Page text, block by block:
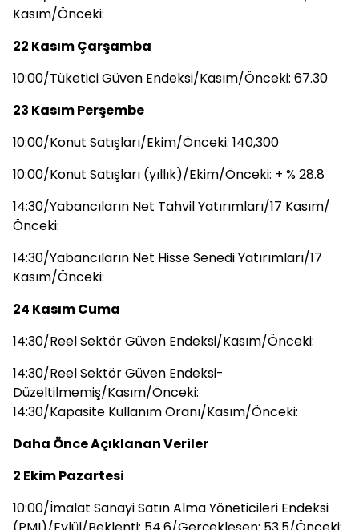
Kasım/Önceki:
22 Kasım Çarşamba
10:00/Tüketici Güven Endeksi/Kasım/Önceki: 67.30
23 Kasım Perşembe
10:00/Konut Satışları/Ekim/Önceki: 140,300
10:00/Konut Satışları (yıllık)/Ekim/Önceki: + % 28.8
14:30/Yabancıların Net Tahvil Yatırımları/17 Kasım/
Önceki:
14:30/Yabancıların Net Hisse Senedi Yatırımları/17
Kasım/Önceki:
24 Kasım Cuma
14:30/Reel Sektör Güven Endeksi/Kasım/Önceki:
14:30/Reel Sektör Güven Endeksi-
Düzeltilmemiş/Kasım/Önceki:
14:30/Kapasite Kullanım Oranı/Kasım/Önceki:
Daha Önce Açıklanan Veriler
2 Ekim Pazartesi
10:00/İmalat Sanayi Satın Alma Yöneticileri Endeksi